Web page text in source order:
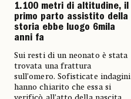
1.100 metri di altitudine, il
primo parto assistito della
storia ebbe luogo 6mila
anni fa
Sui resti di un neonato è stata
trovata una frattura
sull’omero. Sofisticate indagini
hanno chiarito che essa si